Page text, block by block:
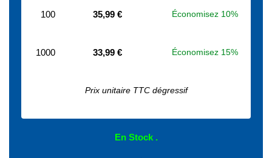
100 35,99 € Économisez 10%
1000 33,99 € Économisez 15%
Prix unitaire TTC dégressif
En Stock